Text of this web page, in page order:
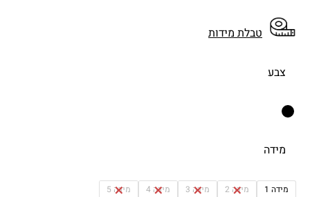
טבלת מידות
צבע
מידה
מידה 1 מידה 2 מידה 3 מידה 4 מידה 5